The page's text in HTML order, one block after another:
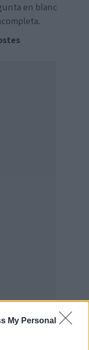
My Personal
en blanc